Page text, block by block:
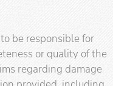
be responsible for
or quality of the
regarding damage